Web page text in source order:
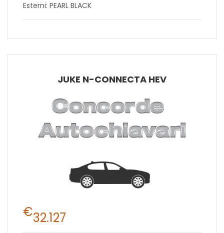
Esterni: PEARL BLACK
JUKE N-CONNECTA HEV
€32.127